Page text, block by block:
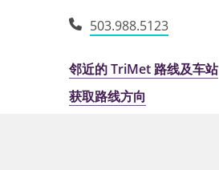
503.988.5123
邻近的 TriMet 路线及车站
获取路线方向